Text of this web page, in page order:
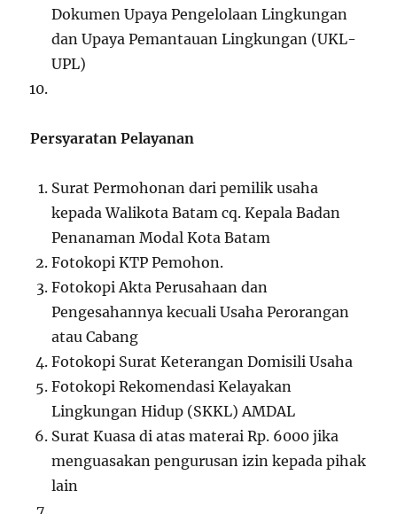
Dokumen Upaya Pengelolaan Lingkungan
dan Upaya Pemantauan Lingkungan (UKL-
UPL)
Persyaratan Pelayanan
Surat Permohonan dari pemilik usaha
kepada Walikota Batam cq. Kepala Badan
Penanaman Modal Kota Batam
Fotokopi KTP Pemohon.
Fotokopi Akta Perusahaan dan
Pengesahannya kecuali Usaha Perorangan
atau Cabang
Fotokopi Surat Keterangan Domisili Usaha
Fotokopi Rekomendasi Kelayakan
Lingkungan Hidup (SKKL) AMDAL
Surat Kuasa di atas materai Rp. 6000 jika
menguasakan pengurusan izin kepada pihak
lain